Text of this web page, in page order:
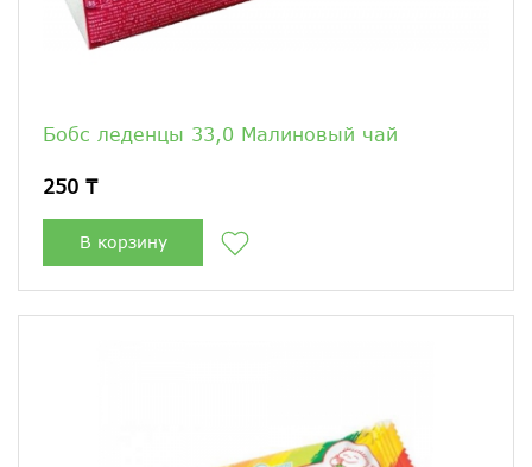
Бобс леденцы 33,0 Малиновый чай
250 ₸
В корзину